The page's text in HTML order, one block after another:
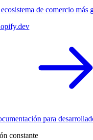
de comercio más
para
constante